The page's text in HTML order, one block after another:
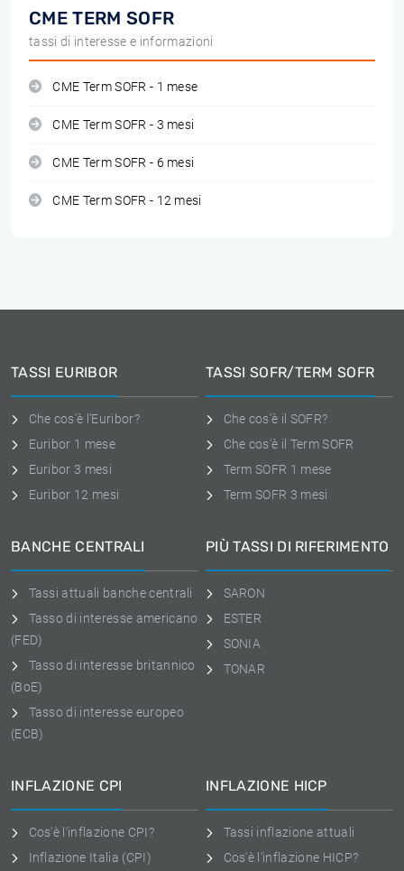
CME TERM SOFR
tassi di interesse e informazioni
CME Term SOFR - 1 mese
CME Term SOFR - 3 mesi
CME Term SOFR - 6 mesi
CME Term SOFR - 12 mesi
TASSI EURIBOR
Che cos'è l'Euribor?
Euribor 1 mese
Euribor 3 mesi
Euribor 12 mesi
TASSI SOFR/TERM SOFR
Che cos'è il SOFR?
Che cos'è il Term SOFR
Term SOFR 1 mese
Term SOFR 3 mesi
BANCHE CENTRALI
Tassi attuali banche centrali
Tasso di interesse americano
(FED)
Tasso di interesse britannico
(BoE)
Tasso di interesse europeo
(ECB)
PIÙ TASSI DI RIFERIMENTO
SARON
ESTER
SONIA
TONAR
INFLAZIONE CPI
Cos'è l'inflazione CPI?
Inflazione Italia (CPI)
INFLAZIONE HICP
Tassi inflazione attuali
Cos'è l'inflazione HICP?